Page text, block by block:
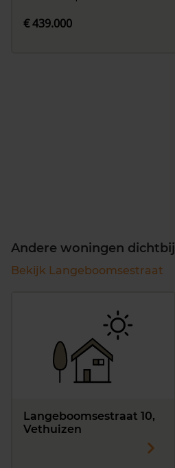
€ 439.000
Andere woningen dichtbij
Bekijk Langeboomsestraat
Langeboomsestraat 10,
Vethuizen